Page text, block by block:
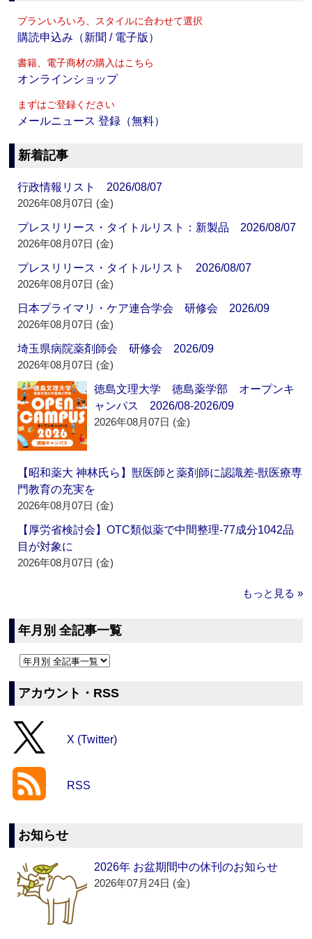
プランいろいろ、スタイルに合わせて選択
購読申込み（新聞 / 電子版）
書籍、電子商材の購入はこちら
オンラインショップ
まずはご登録ください
メールニュース 登録（無料）
新着記事
行政情報リスト 2026/08/07
2026年08月07日 (金)
プレスリリース・タイトルリスト：新製品 2026/08/07
2026年08月07日 (金)
プレスリリース・タイトルリスト 2026/08/07
2026年08月07日 (金)
日本プライマリ・ケア連合学会 研修会 2026/09
2026年08月07日 (金)
埼玉県病院薬剤師会 研修会 2026/09
2026年08月07日 (金)
徳島文理大学 徳島薬学部 オープンキ
ャンパス 2026/08-2026/09
2026年08月07日 (金)
【昭和薬大 神林氏ら】獣医師と薬剤師に認識差‐獣医療専
門教育の充実を
2026年08月07日 (金)
【厚労省検討会】OTC類似薬で中間整理‐77成分1042品
目が対象に
2026年08月07日 (金)
もっと見る »
年月別 全記事一覧
アカウント・RSS
X (Twitter)
RSS
お知らせ
2026年 お盆期間中の休刊のお知らせ
2026年07月24日 (金)